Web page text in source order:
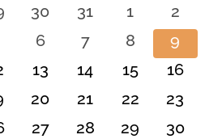
0
Veranstaltungen
30
0
Veranstaltungen
31
0
1
0
2
0
Veranstaltungen
6
0
Veranstaltungen
7
0
8
0
9
0
Veranstaltungen
13
0
Veranstaltungen
14
0
15
0
16
0
Veranstaltungen
20
0
Veranstaltungen
21
0
22
0
23
0
27
0
28
0
29
0
30